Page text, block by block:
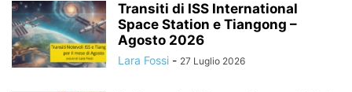
Transiti di ISS International
Space Station e Tiangong –
Agosto 2026
Lara Fossi - 27 Luglio 2026